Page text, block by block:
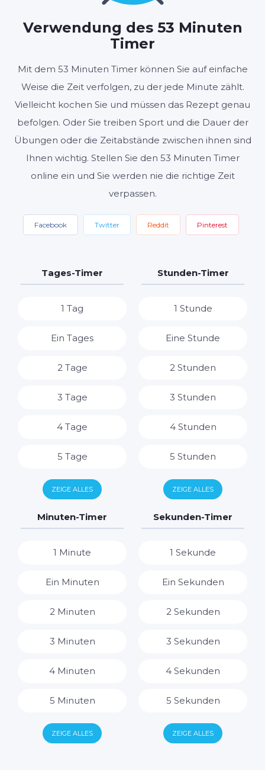
Verwendung des 53 Minuten
Timer
Mit dem 53 Minuten Timer können Sie auf einfache
Weise die Zeit verfolgen, zu der jede Minute zählt.
Vielleicht kochen Sie und müssen das Rezept genau
befolgen. Oder Sie treiben Sport und die Dauer der
Übungen oder die Zeitabstände zwischen ihnen sind
Ihnen wichtig. Stellen Sie den 53 Minuten Timer
online ein und Sie werden nie die richtige Zeit
verpassen.
Facebook Twitter Reddit Pinterest
Tages-Timer
1 Tag
Ein Tages
2 Tage
3 Tage
4 Tage
5 Tage
6 Tage
7 Tage
ZEIGE ALLES
Stunden-Timer
1 Stunde
Eine Stunde
2 Stunden
3 Stunden
4 Stunden
5 Stunden
6 Stunden
7 Stunden
14 Stunden
ZEIGE ALLES
Minuten-Timer
1 Minute
Ein Minuten
2 Minuten
3 Minuten
4 Minuten
5 Minuten
6 Minuten
ZEIGE ALLES
Sekunden-Timer
1 Sekunde
Ein Sekunden
2 Sekunden
3 Sekunden
4 Sekunden
5 Sekunden
6 Sekunden
ZEIGE ALLES
Einstellungen